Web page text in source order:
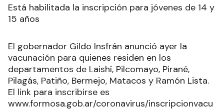
Está habilitada la inscripción para jóvenes de 14 y
15 años
El gobernador Gildo Insfrán anunció ayer la
vacunación para quienes residen en los
departamentos de Laishí, Pilcomayo, Pirané,
Pilagás, Patiño, Bermejo, Matacos y Ramón Lista.
El link para inscribirse es
www.formosa.gob.ar/coronavirus/inscripcionvacu